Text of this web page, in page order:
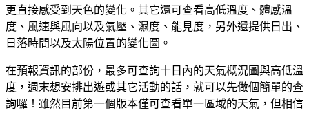
更直接感受到天色的變化。其它還可查看高低溫度、體感溫
度、風速與風向以及氣壓、濕度、能見度，另外還提供日出、
日落時間以及太陽位置的變化圖。
在預報資訊的部份，最多可查詢十日內的天氣概況圖與高低溫
度，週末想安排出遊或其它活動的話，就可以先做個簡單的查
詢囉！雖然目前第一個版本僅可查看單一區域的天氣，但相信